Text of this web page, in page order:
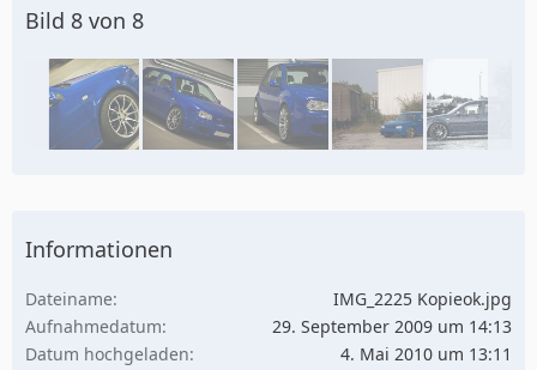
Bild 8 von 8
Informationen
Dateiname
IMG_2225 Kopieok.jpg
Aufnahmedatum
29. September 2009 um 14:13
Datum hochgeladen
4. Mai 2010 um 13:11